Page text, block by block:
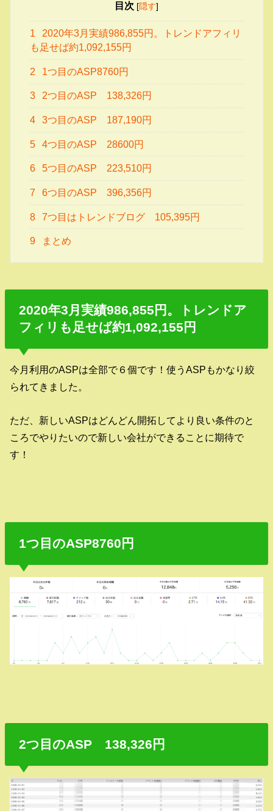
目次 [隠す]
1
2020年3月実績986,855円。トレンドアフィリ
も足せば約1,092,155円
2 1つ目のASP8760円
3 2つ目のASP 138,326円
4 3つ目のASP 187,190円
5 4つ目のASP 28600円
6 5つ目のASP 223,510円
7 6つ目のASP 396,356円
8 7つ目はトレンドブログ 105,395円
9 まとめ
2020年3月実績986,855円。トレンドア
フィリも足せば約1,092,155円
今月利用のASPは全部で６個です！使うASPもかなり絞
られてきました。
ただ、新しいASPはどんどん開拓してより良い条件のと
ころでやりたいので新しい会社ができることに期待で
す！
1つ目のASP8760円
2つ目のASP 138,326円